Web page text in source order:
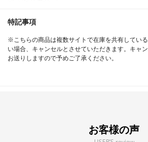
特記事項
※こちらの商品は複数サイトで在庫を共有してい
い場合、キャンセルとさせていただきます。キャ
お送りしますので予めご了承ください。
お客様の声